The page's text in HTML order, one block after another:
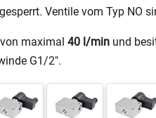
Ventile vom Typ NO
maximal 40 l/min und
G1/2".